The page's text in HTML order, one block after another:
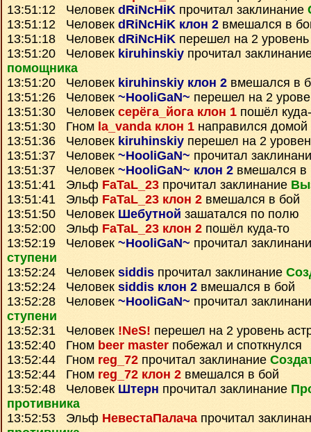
13:51:12 Человек dRiNcHiK прочитал заклинание
13:51:12 Человек dRiNcHiK клон 2 вмешался в
13:51:18 Человек dRiNcHiK перешел на 2
13:51:20 Человек kiruhinskiy прочитал
помощника
13:51:20 Человек kiruhinskiy клон 2 вмешался в
13:51:26 Человек ~HooliGaN~ перешел на 2
13:51:30 Человек серёга_йога клон 1 пошёл
13:51:30 Гном la_vanda клон 1 направился домой
13:51:36 Человек kiruhinskiy перешел на 2
13:51:37 Человек ~HooliGaN~ прочитал
13:51:37 Человек ~HooliGaN~ клон 2 вмешался в
13:51:41 Эльф FaTaL_23 прочитал заклинание
13:51:41 Эльф FaTaL_23 клон 2 вмешался в бой
13:51:50 Человек Шебутной зашатался по полю
13:52:00 Эльф FaTaL_23 клон 2 пошёл куда-то
13:52:19 Человек ~HooliGaN~ прочитал
ступени
13:52:24 Человек siddis прочитал заклинание
13:52:24 Человек siddis клон 2 вмешался в бой
13:52:28 Человек ~HooliGaN~ прочитал
ступени
13:52:31 Человек !NeS! перешел на 2 уровень
13:52:40 Гном beer master побежал и споткнулся
13:52:44 Гном reg_72 прочитал заклинание
13:52:44 Гном reg_72 клон 2 вмешался в бой
13:52:48 Человек Штерн прочитал заклинание
противника
13:52:53 Эльф НевестаПалача прочитал